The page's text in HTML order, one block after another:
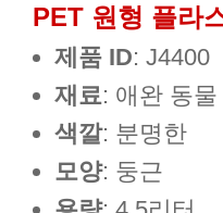
PET 원형 플라
제품 ID: J4400
재료: 애완 동물
색깔: 분명한
모양: 둥근